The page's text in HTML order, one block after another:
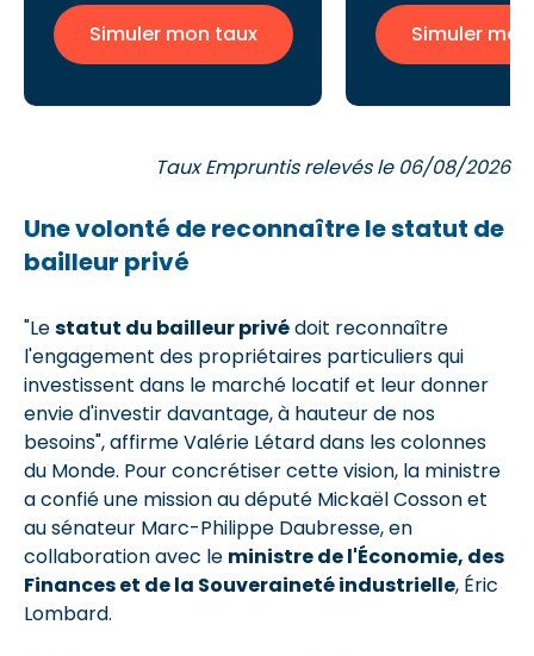
Simuler mon taux Simuler
Taux Empruntis relevés le 06/08/2026
Une volonté de reconnaître le statut de
bailleur privé
"Lestatut du bailleur privédoit reconnaître
l'engagement des propriétaires particuliers qui
investissent dans le marché locatif et leur donner
envie d'investir davantage, à hauteur de nos
besoins", affirme Valérie Létard dans les colonnes
du Monde. Pour concrétiser cette vision, la ministre
a confié une mission au député Mickaël Cosson et
au sénateur Marc-Philippe Daubresse, en
collaboration avec le ministre de l'Économie, des
Finances et de la Souveraineté industrielle, Éric
Lombard.